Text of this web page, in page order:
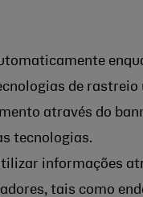
de
através do
tecnologias.
informações
tais como